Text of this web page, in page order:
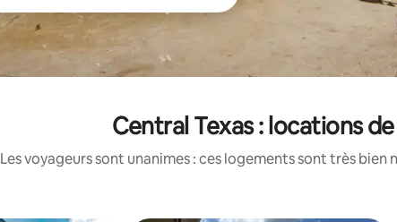
Central Texas : locations
Les voyageurs sont unanimes : ces logements sont très